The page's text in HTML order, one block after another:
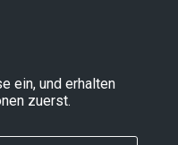
ein, und erhalten
zuerst.